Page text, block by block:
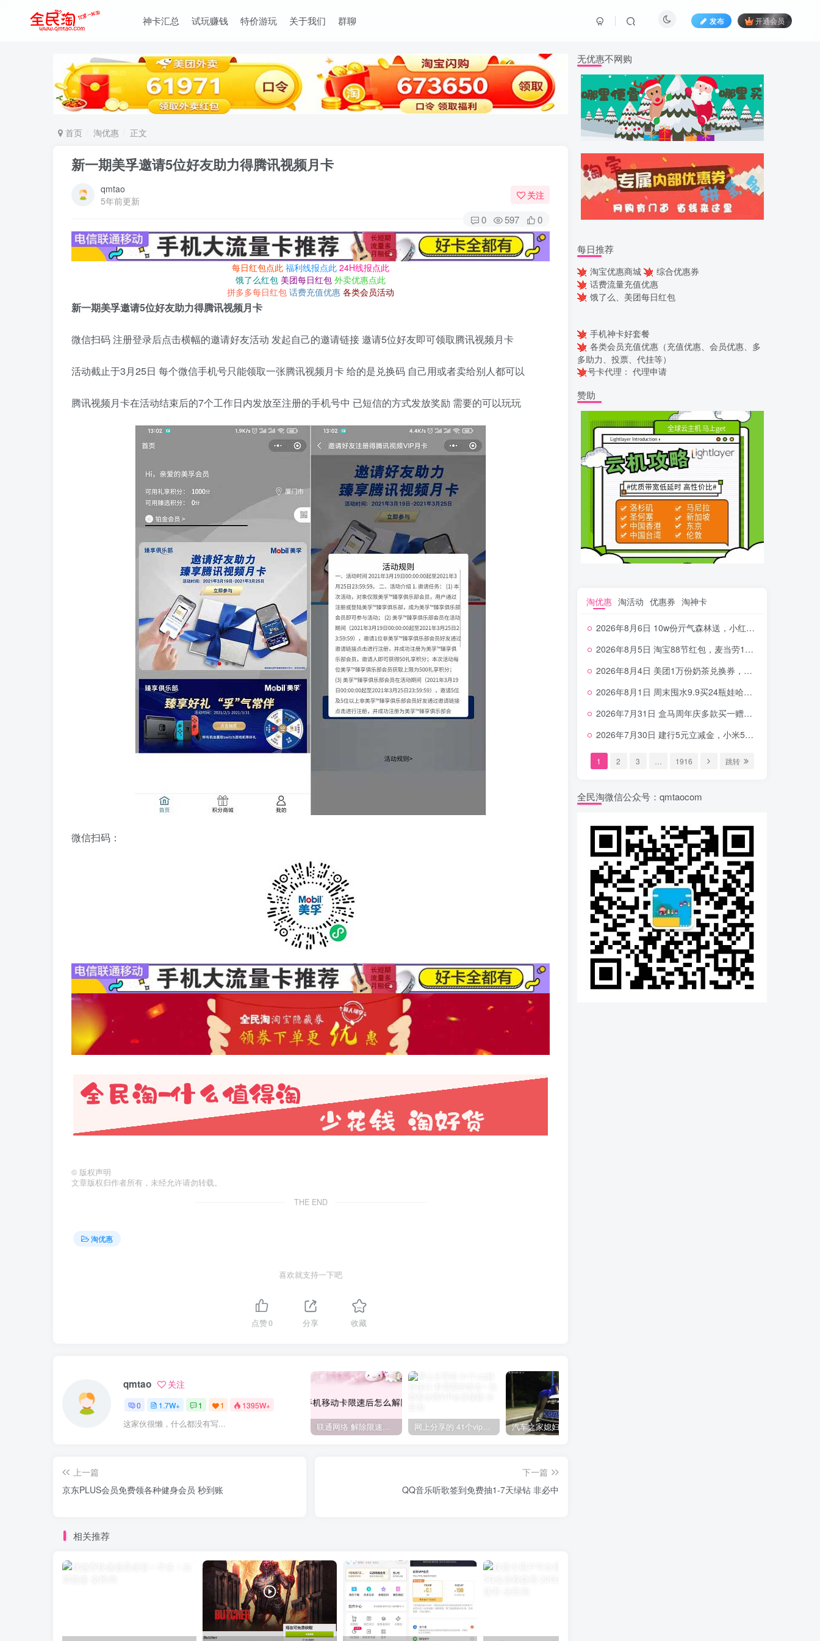
神卡汇总 试玩赚钱 特价游玩 关于我们 群聊 发布 开通会员
首页 淘优惠 正文
新一期美孚邀请5位好友助力得腾讯视频月卡
qmtao
5年前更新
关注
0 597 0
每日红包点此 福利线报点此 24H线报点此
饿了么红包 美团每日红包 外卖优惠点此
拼多多每日红包 话费充值优惠 各类会员活动
新一期美孚邀请5位好友助力得腾讯视频月卡
微信扫码 注册登录后点击横幅的邀请好友活动 发起自己的邀请链接 邀请5位好友即可领取腾讯视频月卡
活动截止于3月25日 每个微信手机号只能领取一张腾讯视频月卡 给的是兑换码 自己用或者卖给别人都可以
腾讯视频月卡在活动结束后的7个工作日内发放至注册的手机号中 已短信的方式发放奖励 需要的可以玩玩
微信扫码：
© 版权声明
文章版权归作者所有，未经允许请勿转载。
THE END
淘优惠
喜欢就支持一下吧
点赞0 分享 收藏
qmtao 关注
0 1.7W+ 1 1 1395W+
这家伙很懒，什么都没有写... 联通网络 解除限速方法参考！畅享、畅玩、老白干等及其它地区自测了 网上分享的 41个vip解析接口 有需要的拿去~ 免费看全网VIP会员视频
上一篇
京东PLUS会员免费领各种健身会员 秒到账
下一篇
QQ音乐听歌签到免费抽1-7天绿钻 非必中
相关推荐
无优惠不网购
每日推荐
淘宝优惠商城
综合优惠券
话费流量充值优惠
饿了么、美团每日红包
手机神卡好套餐
各类会员充值优惠（充值优惠、会员优惠、多
多助力、投票、代挂等）
号卡代理： 代理申请
赞助
淘优惠 淘活动 优惠券 淘神卡
2026年8月6日 10w份亓气森林送，小红书12元无门槛，中行电费30-10，0元柠檬水+0撸汉堡等
2026年8月5日 淘宝88节红包，麦当劳150万份柠檬水，三万份瑞幸免单，霸王9万份0.01券等
2026年8月4日 美团1万份奶茶兑换券，农行5E卡，中行支付超给利，美团领18个冰激凌，小米每天领2-6元等等
2026年8月1日 周末囤水9.9买24瓶娃哈哈，建行100元京东券，移动5元话费，麦当劳甜筒，交行立减金等
2026年7月31日 盒马周年庆多款买一赠一，饿了么拆红包，建行30立减金，农行领10元刷卡金等
2026年7月30日 建行5元立减金，小米5元，抢2500份爷爷不泡茶，闪购20-20，3元吃瑞幸咖啡等
1 2 3 1916 跳转
全民淘微信公众号：qmtaocom